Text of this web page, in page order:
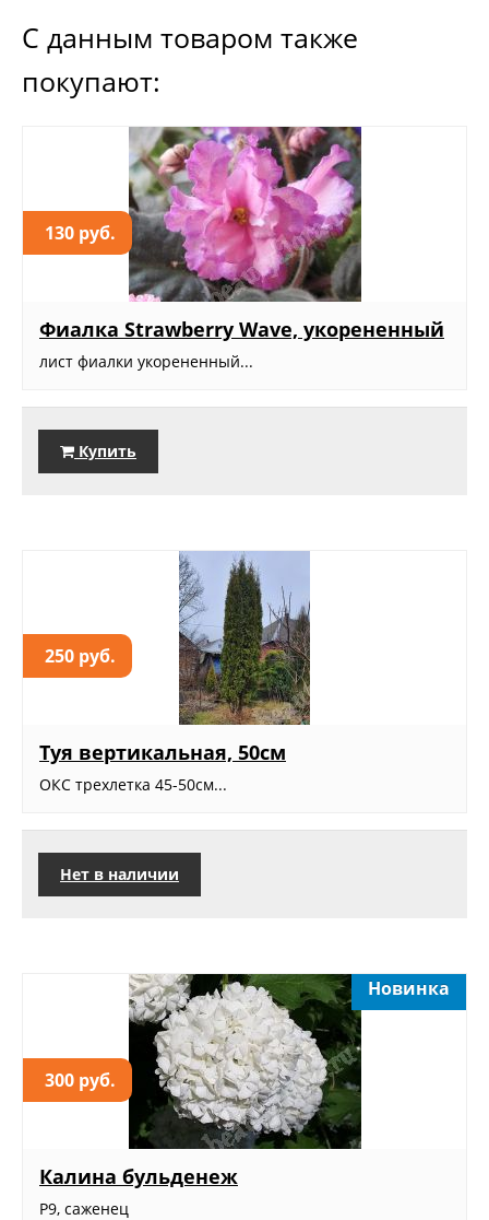
С данным товаром также
покупают:
130 руб.
Фиалка Strawberry Wave, укорененный
лист фиалки укорененный...
Купить
250 руб.
Туя вертикальная, 50см
ОКС трехлетка 45-50см...
Нет в наличии
300 руб.
Новинка
Калина бульденеж
Р9, саженец